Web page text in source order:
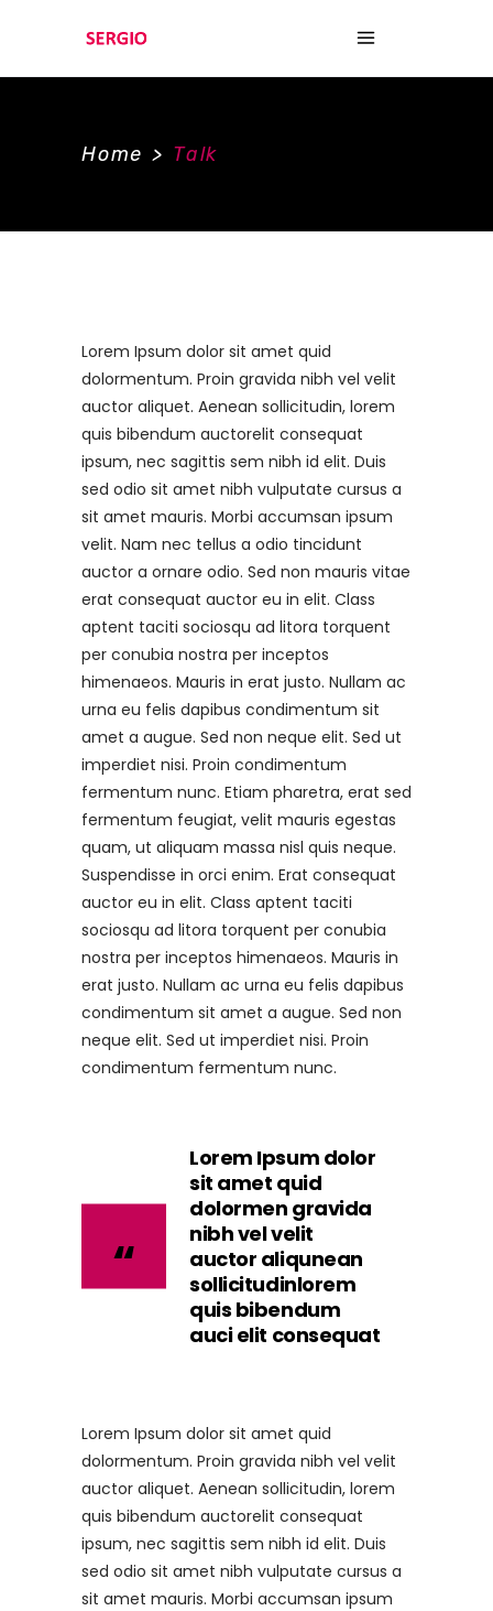
Home > Talk
Lorem Ipsum dolor sit amet quid
dolormentum. Proin gravida nibh vel velit
auctor aliquet. Aenean sollicitudin, lorem
quis bibendum auctorelit consequat
ipsum, nec sagittis sem nibh id elit. Duis
sed odio sit amet nibh vulputate cursus a
sit amet mauris. Morbi accumsan ipsum
velit. Nam nec tellus a odio tincidunt
auctor a ornare odio. Sed non mauris vitae
erat consequat auctor eu in elit. Class
aptent taciti sociosqu ad litora torquent
per conubia nostra per inceptos
himenaeos. Mauris in erat justo. Nullam ac
urna eu felis dapibus condimentum sit
amet a augue. Sed non neque elit. Sed ut
imperdiet nisi. Proin condimentum
fermentum nunc. Etiam pharetra, erat sed
fermentum feugiat, velit mauris egestas
quam, ut aliquam massa nisl quis neque.
Suspendisse in orci enim. Erat consequat
auctor eu in elit. Class aptent taciti
sociosqu ad litora torquent per conubia
nostra per inceptos himenaeos. Mauris in
erat justo. Nullam ac urna eu felis dapibus
condimentum sit amet a augue. Sed non
neque elit. Sed ut imperdiet nisi. Proin
condimentum fermentum nunc.
Lorem Ipsum dolor
sit amet quid
dolormen gravida
nibh vel velit
auctor aliqunean
sollicitudinlorem
quis bibendum
auci elit consequat
Lorem Ipsum dolor sit amet quid
dolormentum. Proin gravida nibh vel velit
auctor aliquet. Aenean sollicitudin, lorem
quis bibendum auctorelit consequat
ipsum, nec sagittis sem nibh id elit. Duis
sed odio sit amet nibh vulputate cursus a
sit amet mauris. Morbi accumsan ipsum